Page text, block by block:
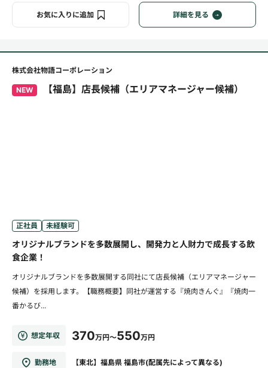
お気に入りに追加 詳細を見る
株式会社物語コーポレーション
NEW 【福島】店長候補（エリアマネージャー候補）
正社員 未経験可
オリジナルブランドを多数展開し、開発力と人財力で成長する飲
食企業！
オリジナルブランドを多数展開する同社にて店長候補（エリアマネージャー
候補）を採用します。【職務概要】同社が運営する『焼肉きんぐ』『焼肉一
番かるび...
想定年収 370万円～550万円
勤務地 【東北】福島県 福島市(配属先によって異なる)